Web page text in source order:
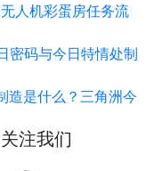
人机彩蛋房任务流
密码与今日特情处制
造是什么？三角洲今
关注我们